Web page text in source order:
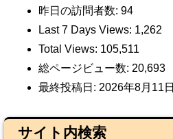
昨日の訪問者数: 94
Last 7 Days Views: 1,262
Total Views: 105,511
総ページビュー数: 20,693
最終投稿日: 2026年8月11日
サイト内検索